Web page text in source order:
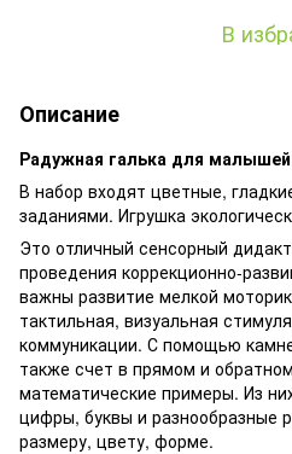
В
Описание
Радужная галька для
В набор входят цветные,
заданиями. Игрушка
Это отличный сенсорный
проведения коррекционно-
важны развитие мелкой
тактильная, визуальная
коммуникации. С помощью
также счет в прямом и
математические примеры. Из
цифры, буквы и разнообразные
размеру, цвету, форме.